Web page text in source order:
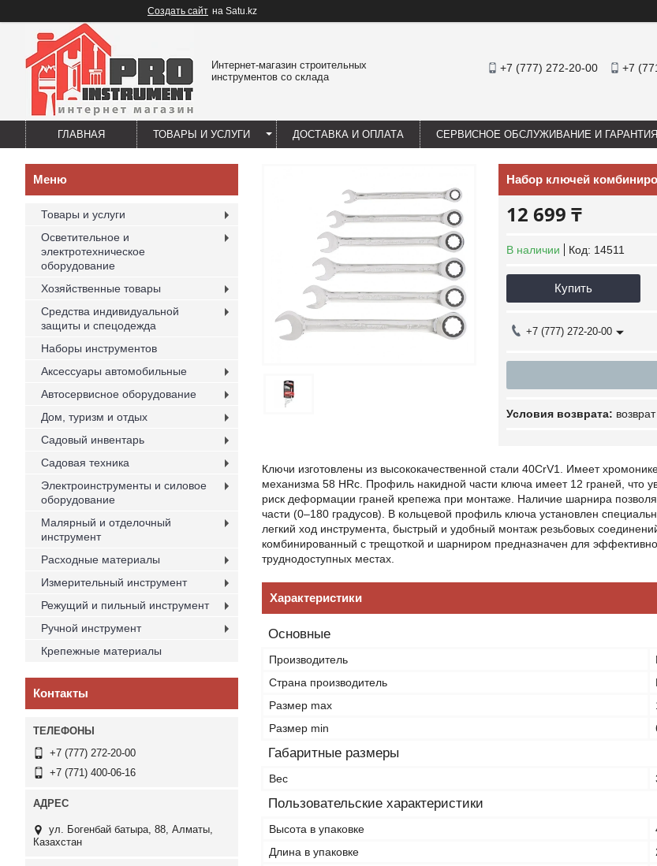
Создать сайт на Satu.kz
Интернет-магазин строительных
инструментов со склада
+7 (777) 272-20-00 +7
ГЛАВНАЯ ТОВАРЫ И УСЛУГИ ДОСТАВКА И ОПЛАТА СЕРВИСНОЕ ОБСЛУЖИВАНИЕ И ГАРАНТИЯ
Набор ключей
12 699 ₸
В наличии Код: 14511
Купить
+7 (777) 272-20-00
Ключи изготовлены из высококачественной стали 40CrV1. Имеет
механизма 58 HRс. Профиль накидной части ключа имеет 12 граней, что
риск деформации граней крепежа при монтаже. Наличие шарнира
части (0–180 градусов). В кольцевой профиль ключа установлен
легкий ход инструмента, быстрый и удобный монтаж резьбовых
комбинированный с трещоткой и шарниром предназначен для
труднодоступных местах.
Характеристики
Основные
Производитель
Страна производитель
Размер max
Размер min
Габаритные размеры
Вес
Пользовательские характеристики
Высота в упаковке
Длина в упаковке
Товары и услуги
Осветительное и
электротехническое
оборудование
Хозяйственные товары
Средства индивидуальной
защиты и спецодежда
Наборы инструментов
Аксессуары автомобильные
Автосервисное оборудование
Дом, туризм и отдых
Садовый инвентарь
Садовая техника
Электроинструменты и силовое
оборудование
Малярный и отделочный
инструмент
Расходные материалы
Измерительный инструмент
Режущий и пильный инструмент
Ручной инструмент
Крепежные материалы
Контакты
+7 (777) 272-20-00
+7 (771) 400-06-16
ул. Богенбай батыра, 88, Алматы,
Казахстан